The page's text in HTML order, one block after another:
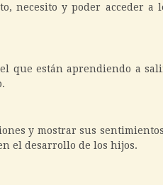
necesito y poder acceder a
que están aprendiendo a
y mostrar sus
el desarrollo de los hijos.